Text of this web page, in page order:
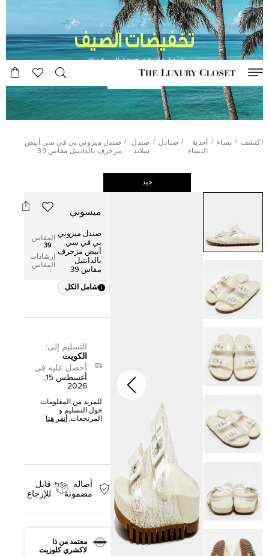
اكتشف / نساء /
أحذية
النساء
/ صنادل / صندل
سلايد
/ صندل ميزوني بي في سي أبيض
مزخرف بالدانتيل مقاس 39
جيد
ميسوني
صندل ميزوني
بي في سي
أبيض مزخرف
بالدانتيل
مقاس 39
المقاس
:
39
إرشادات
المقاس
شامل الكل
التسليم إلى:
الكويت
أحصل عليه في
2026
للمزيد من المعلومات
حول التسليم و
المرتجعات, أنقر هنا
أصالة
مضمونة
قابل
للإرجاع
معتمد من ذا
لاكشري كلوزيت